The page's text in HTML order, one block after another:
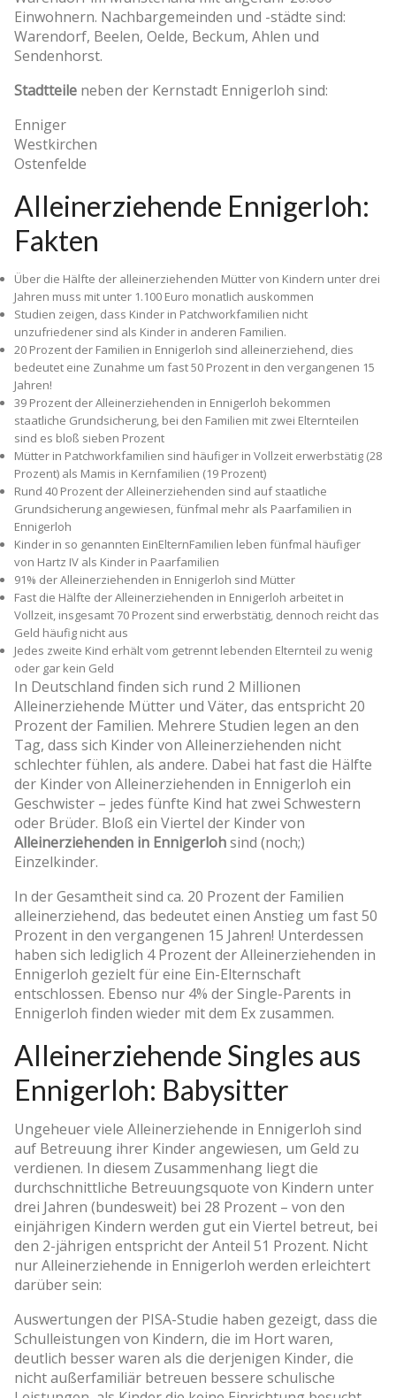
Einwohnern. Nachbargemeinden und -städte sind:
Warendorf, Beelen, Oelde, Beckum, Ahlen und
Sendenhorst.
Stadtteile neben der Kernstadt Ennigerloh sind:
Enniger
Westkirchen
Ostenfelde
Alleinerziehende Ennigerloh:
Fakten
Über die Hälfte der alleinerziehenden Mütter von Kindern unter drei
Jahren muss mit unter 1.100 Euro monatlich auskommen
Studien zeigen, dass Kinder in Patchworkfamilien nicht
unzufriedener sind als Kinder in anderen Familien.
20 Prozent der Familien in Ennigerloh sind alleinerziehend, dies
bedeutet eine Zunahme um fast 50 Prozent in den vergangenen 15
Jahren!
39 Prozent der Alleinerziehenden in Ennigerloh bekommen
staatliche Grundsicherung, bei den Familien mit zwei Elternteilen
sind es bloß sieben Prozent
Mütter in Patchworkfamilien sind häufiger in Vollzeit erwerbstätig (28
Prozent) als Mamis in Kernfamilien (19 Prozent)
Rund 40 Prozent der Alleinerziehenden sind auf staatliche
Grundsicherung angewiesen, fünfmal mehr als Paarfamilien in
Ennigerloh
Kinder in so genannten Ein­Eltern­Familien leben fünfmal häufiger
von Hartz IV als Kinder in Paarfamilien
91% der Alleinerziehenden in Ennigerloh sind Mütter
Fast die Hälfte der Alleinerziehenden in Ennigerloh arbeitet in
Vollzeit, insgesamt 70 Prozent sind erwerbstätig, dennoch reicht das
Geld häufig nicht aus
Jedes zweite Kind erhält vom getrennt lebenden Elternteil zu wenig
oder gar kein Geld
In Deutschland finden sich rund 2 Millionen
Alleinerziehende Mütter und Väter, das entspricht 20
Prozent der Familien. Mehrere Studien legen an den
Tag, dass sich Kinder von Alleinerziehenden nicht
schlechter fühlen, als andere. Dabei hat fast die Hälfte
der Kinder von Alleinerziehenden in Ennigerloh ein
Geschwister – jedes fünfte Kind hat zwei Schwestern
oder Brüder. Bloß ein Viertel der Kinder von
Alleinerziehenden in Ennigerlohsind (noch;)
Einzelkinder.
In der Gesamtheit sind ca. 20 Prozent der Familien
alleinerziehend, das bedeutet einen Anstieg um fast 50
Prozent in den vergangenen 15 Jahren! Unterdessen
haben sich lediglich 4 Prozent der Alleinerziehenden in
Ennigerloh gezielt für eine Ein-Elternschaft
entschlossen. Ebenso nur 4% der Single-Parents in
Ennigerloh finden wieder mit dem Ex zusammen.
Alleinerziehende Singles aus
Ennigerloh: Babysitter
Ungeheuer viele Alleinerziehende in Ennigerloh sind
auf Betreuung ihrer Kinder angewiesen, um Geld zu
verdienen. In diesem Zusammenhang liegt die
durchschnittliche Betreuungsquote von Kindern unter
drei Jahren (bundesweit) bei 28 Prozent – von den
einjährigen Kindern werden gut ein Viertel betreut, bei
den 2-jährigen entspricht der Anteil 51 Prozent. Nicht
nur Alleinerziehende in Ennigerloh werden erleichtert
darüber sein:
Auswertungen der PISA-Studie haben gezeigt, dass die
Schulleistungen von Kindern, die im Hort waren,
deutlich besser waren als die derjenigen Kinder, die
nicht außerfamiliär betreuen bessere schulische